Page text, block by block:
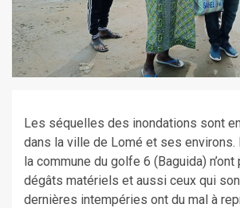
Les séquelles des inondations sont
dans la ville de Lomé et ses environs.
la commune du golfe 6 (Baguida)
dégâts matériels et aussi ceux qui
dernières intempéries ont du mal à